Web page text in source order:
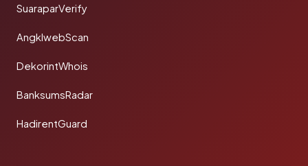
SuaraparVerify
AngklwebScan
DekorintWhois
BanksumsRadar
HadirentGuard